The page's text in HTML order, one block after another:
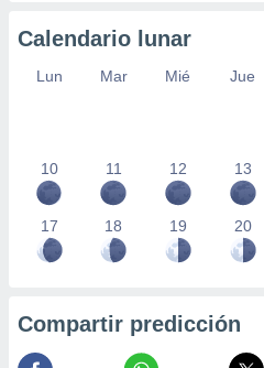
Calendario lunar
Lun Mar Mié Jue
10 11 12 13
17 18 19 20
Compartir predicción